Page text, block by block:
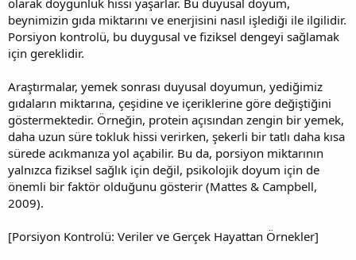
beynimizin gıda miktarını ve enerjisini nasıl işlediği ile ilgilidir.
Porsiyon kontrolü, bu duygusal ve fiziksel dengeyi sağlamak
için gereklidir.
Araştırmalar, yemek sonrası duyusal doyumun, yediğimiz
gıdaların miktarına, çeşidine ve içeriklerine göre değiştiğini
göstermektedir. Örneğin, protein açısından zengin bir yemek,
daha uzun süre tokluk hissi verirken, şekerli bir tatlı daha kısa
sürede acıkmanıza yol açabilir. Bu da, porsiyon miktarının
yalnızca fiziksel sağlık için değil, psikolojik doyum için de
önemli bir faktör olduğunu gösterir (Mattes & Campbell,
2009).
[Porsiyon Kontrolü: Veriler ve Gerçek Hayattan Örnekler]